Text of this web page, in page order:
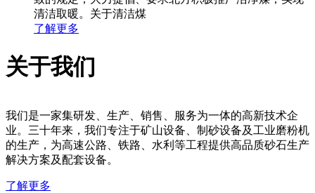
清洁取暖。关于清洁煤
了解更多
关于我们
我们是一家集研发、生产、销售、服务为一体的高新技术企
业。三十年来，我们专注于矿山设备、制砂设备及工业磨粉机
的生产，为高速公路、铁路、水利等工程提供高品质砂石生产
解决方案及配套设备。
了解更多